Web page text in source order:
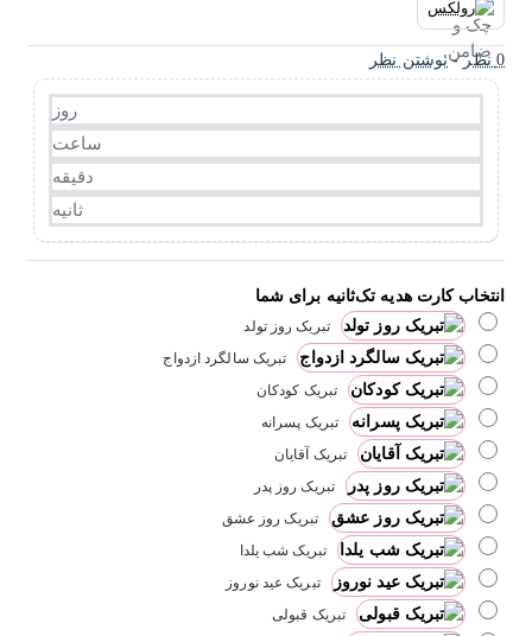
0 نظر - نوشتن نظر
روز
ساعت
دقیقه
ثانیه
انتخاب کارت هدیه تک‌ثانیه برای شما
تبریک روز تولد
تبریک سالگرد ازدواج
تبریک کودکان
تبریک پسرانه
تبریک آقایان
تبریک روز پدر
تبریک روز عشق
تبریک شب یلدا
تبریک عید نوروز
تبریک قبولی